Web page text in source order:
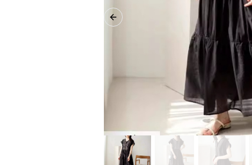
Previous slide